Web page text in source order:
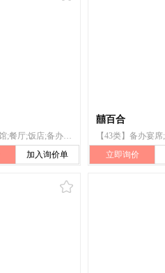
【43类】茶馆;餐厅;饭店;备办宴席;临时住宿处出租;旅馆预订;自助餐馆;快餐馆;日间托儿所(看孩子)
加入询价单
囍百合
立即询价